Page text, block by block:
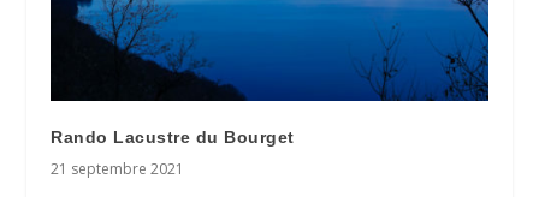
Rando Lacustre du Bourget
21 septembre 2021